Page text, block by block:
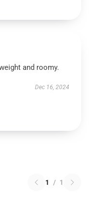
and roomy.
Dec 16, 2024
1 / 1